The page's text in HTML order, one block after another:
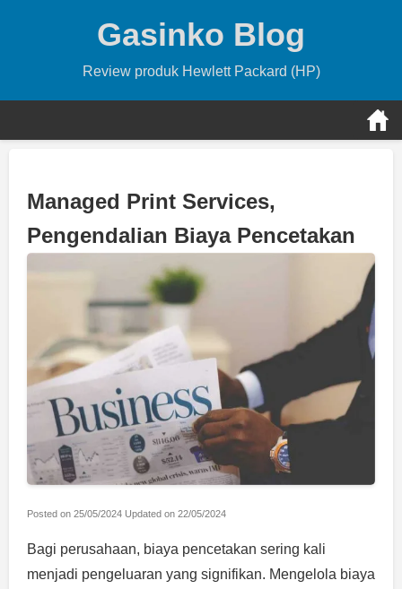
Gasinko Blog
Review produk Hewlett Packard (HP)
Managed Print Services,
Pengendalian Biaya Pencetakan
Posted on 25/05/2024 Updated on 22/05/2024
Bagi perusahaan, biaya pencetakan sering kali
menjadi pengeluaran yang signifikan. Mengelola biaya